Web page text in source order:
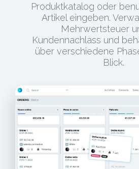
Produktkatalog oder
Artikel eingeben.
Mehrwertsteuer
Kundennachlass und
über verschiedene
Blick.